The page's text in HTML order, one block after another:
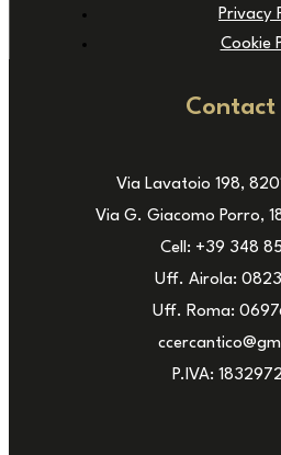
Privacy
Cookie
Contact
Via Lavatoio 198,
Via G. Giacomo Porro,
Cell: +39 348
Uff. Airola:
Uff. Roma:
P.IVA: